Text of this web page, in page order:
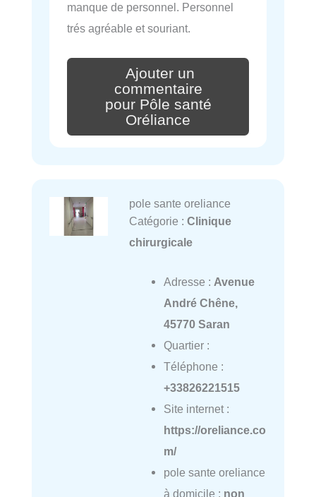
manque de personnel. Personnel
trés agréable et souriant.
Ajouter un
commentaire
pour Pôle santé
Oréliance
pole sante oreliance
Catégorie : Clinique
chirurgicale
Adresse : Avenue
André Chêne,
45770 Saran
Quartier :
Téléphone :
+33826221515
Site internet :
https://oreliance.co
m/
pole sante oreliance
à domicile : non